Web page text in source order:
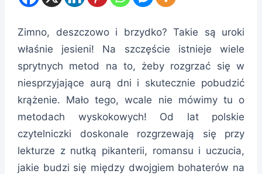
Zimno, deszczowo i brzydko? Takie są uroki
właśnie jesieni! Na szczęście istnieje wiele
sprytnych metod na to, żeby rozgrzać się w
niesprzyjające aurą dni i skutecznie pobudzić
krążenie. Mało tego, wcale nie mówimy tu o
metodach wyskokowych! Od lat polskie
czytelniczki doskonale rozgrzewają się przy
lekturze z nutką pikanterii, romansu i uczucia,
jakie budzi się między dwojgiem bohaterów na